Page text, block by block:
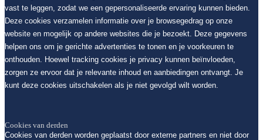
vast te leggen, zodat we een gepersonaliseerde ervaring kunnen bieden.
Deze cookies verzamelen informatie over je browsegedrag op onze
website en mogelijk op andere websites die je bezoekt. Deze gegevens
helpen ons om je gerichte advertenties te tonen en je voorkeuren te
onthouden. Hoewel tracking cookies je privacy kunnen beïnvloeden,
zorgen ze ervoor dat je relevante inhoud en aanbiedingen ontvangt. Je
kunt deze cookies uitschakelen als je niet gevolgd wilt worden.
Cookies van derden
Cookies van derden worden geplaatst door externe partners en niet door